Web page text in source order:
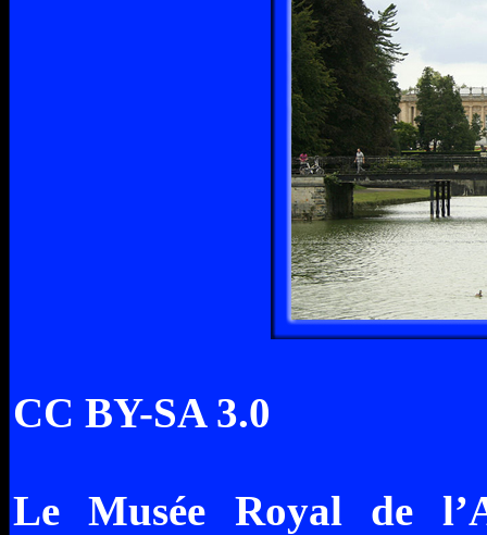
CC BY-SA 3.0
Le Musée Royal de